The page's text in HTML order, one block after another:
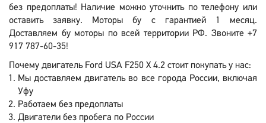
без предоплаты! Наличие можно уточнить по телефону или
оставить заявку. Моторы бу с гарантией 1 месяц.
Доставляем бу моторы по всей территории РФ. Звоните +7
917 787-60-35!
Почему двигатель Ford USA F250 X 4.2 стоит покупать у нас:
Мы доставляем двигатель во все города России, включая
Уфу
Работаем без предоплаты
Двигатели без пробега по России